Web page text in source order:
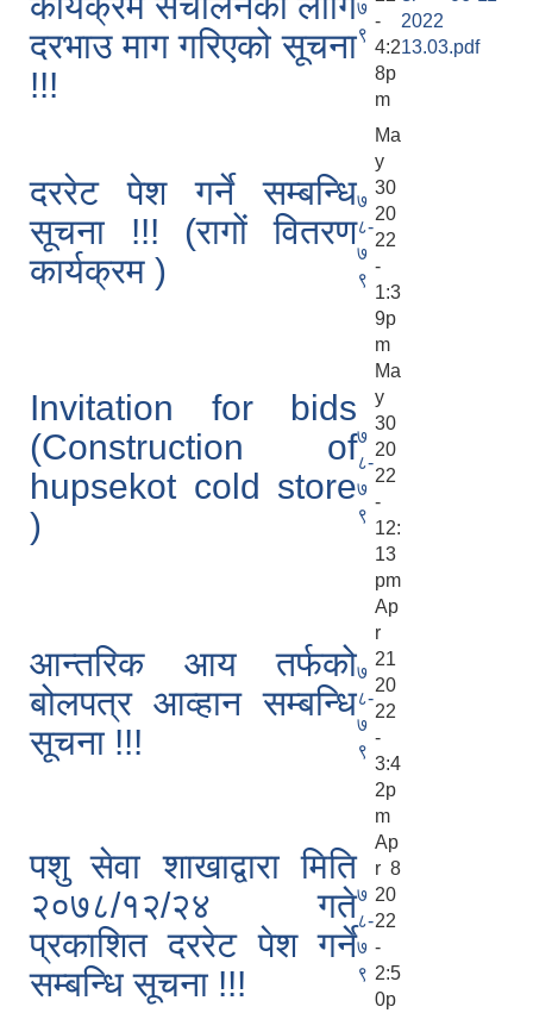
दरभाउ माग गरिएको सूचना
!!!
७
९
-
4:2
8p
m
2022
13.03.pdf
दररेट पेश गर्ने सम्बन्धि
सूचना !!! (रागों वितरण
कार्यक्रम )
७
८-
७
९
Ma
y
30
20
22
-
1:3
9p
m
Invitation for bids
(Construction of
hupsekot cold store
)
७
८-
७
९
Ma
y
30
20
22
-
12:
13
pm
आन्तरिक आय तर्फको
बोलपत्र आव्हान सम्बन्धि
सूचना !!!
७
८-
७
९
Ap
r
21
20
22
-
3:4
2p
m
पशु सेवा शाखाद्वारा मिति
२०७८/१२/२४ गते
प्रकाशित दररेट पेश गर्ने
सम्बन्धि सूचना !!!
७
८-
७
९
Ap
r 8
20
22
-
2:5
0p